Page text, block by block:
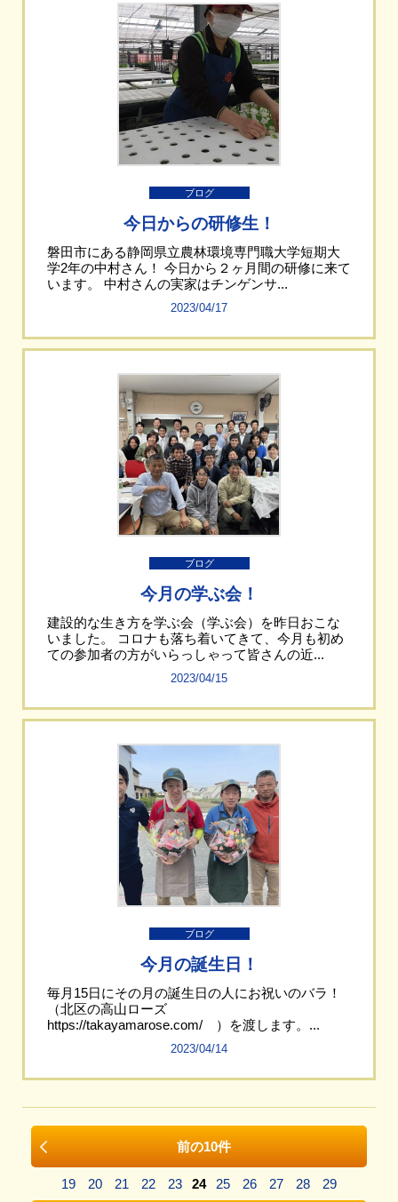
ブログ
今日からの研修生！
磐田市にある静岡県立農林環境専門職大学短期大
学2年の中村さん！ 今日から２ヶ月間の研修に来て
います。 中村さんの実家はチンゲンサ...
2023/04/17
ブログ
今月の学ぶ会！
建設的な生き方を学ぶ会（学ぶ会）を昨日おこな
いました。 コロナも落ち着いてきて、今月も初め
ての参加者の方がいらっしゃって皆さんの近...
2023/04/15
ブログ
今月の誕生日！
毎月15日にその月の誕生日の人にお祝いのバラ！
（北区の高山ローズ
https://takayamarose.com/ ）を渡します。...
2023/04/14
前の10件
19 20 21 22 23 24 25 26 27 28 29